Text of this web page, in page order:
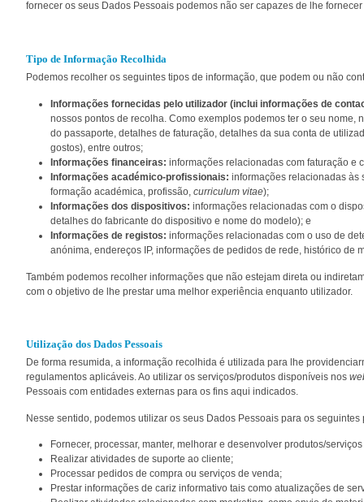
fornecer os seus Dados Pessoais podemos não ser capazes de lhe
Tipo de Informação Recolhida
Podemos recolher os seguintes tipos de informação, que podem ou não
Informações fornecidas pelo utilizador (inclui informações de
nossos pontos de recolha. Como exemplos podemos ter o seu
do passaporte, detalhes de faturação, detalhes da sua conta de
gostos), entre outros;
Informações financeiras: informações relacionadas com faturação e
Informações académico-profissionais: informações relacionadas às
formação académica, profissão, curriculum vitae);
Informações dos dispositivos: informações relacionadas com o
detalhes do fabricante do dispositivo e nome do modelo); e
Informações de registos: informações relacionadas com o uso de
anónima, endereços IP, informações de pedidos de rede, histórico
Também podemos recolher informações que não estejam direta ou
com o objetivo de lhe prestar uma melhor experiência enquanto utilizador.
Utilização dos Dados Pessoais
De forma resumida, a informação recolhida é utilizada para lhe
regulamentos aplicáveis. Ao utilizar os serviços/produtos disponíveis nos
Pessoais com entidades externas para os fins aqui indicados.
Nesse sentido, podemos utilizar os seus Dados Pessoais para os seguintes
Fornecer, processar, manter, melhorar e desenvolver produtos/
Realizar atividades de suporte ao cliente;
Processar pedidos de compra ou serviços de venda;
Prestar informações de cariz informativo tais como atualizações de